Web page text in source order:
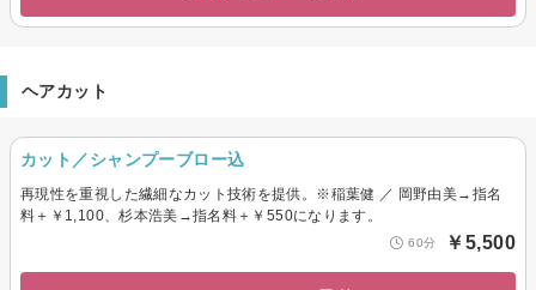
ヘアカット
カット／シャンプーブロー込
再現性を重視した繊細なカット技術を提供。※稲葉健 ／ 岡野由美→指名
料＋￥1,100、杉本浩美→指名料＋￥550になります。
60分 ￥5,500